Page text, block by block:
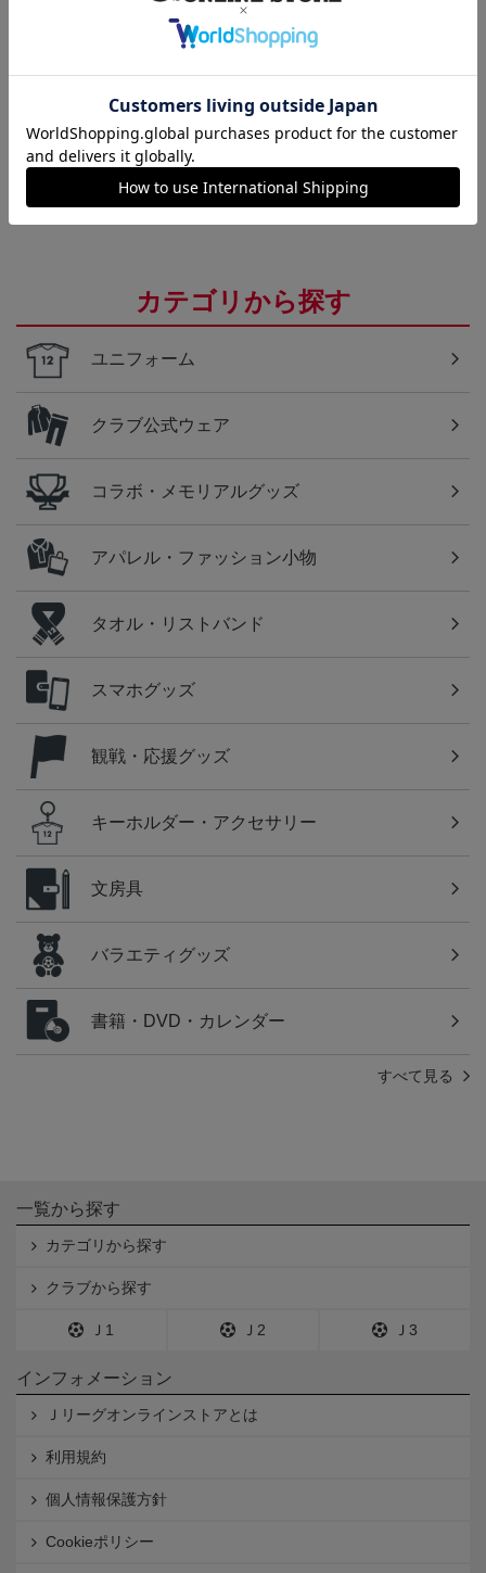
Ｊリーグ
各クラブのユニフォームを今すぐチェック！
カテゴリから探す
ユニフォーム
クラブ公式ウェア
コラボ・メモリアルグッズ
アパレル・ファッション小物
タオル・リストバンド
スマホグッズ
観戦・応援グッズ
キーホルダー・アクセサリー
文房具
バラエティグッズ
書籍・DVD・カレンダー
すべて見る
一覧から探す
カテゴリから探す
クラブから探す
Ｊ1 Ｊ2 Ｊ3
インフォメーション
Ｊリーグオンラインストアとは
利用規約
個人情報保護方針
Cookieポリシー